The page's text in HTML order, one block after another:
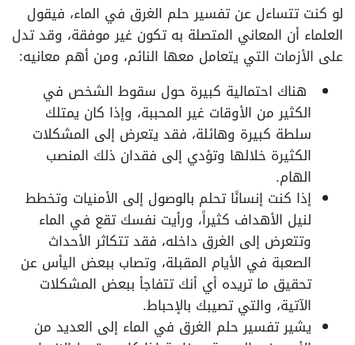
لو كنت تتساءل عن تفسير حلم الغرق في الماء، فيقول
العلماء أن المعاني المتصلة به تكون غير موفقة، وقد تدل
على الأزمات التي يتعامل معها النائم، ومن أهم معانيه:
هناك احتمالية كبيرة حول سقوط الشخص في
الكثير من الأوقات غير المحببة، وإذا كان يمتلك
سلطة كبيرة وهائلة، فقد يتعرض إلى المشكلات
الكثيرة خلالها وتؤدي إلى فقدان ذلك المنصب
الهام.
إذا كنت إنسانًا تحلم بالوصول إلى الأمنيات وتخطط
لنيل الأهداف كثيراً، ورأيت نفسك تقع في الماء
وتتعرض إلى الغرق داخله، فقد تتكاثر الأحداث
الصعبة في الأيام المقبلة، وتصاب ببعض اليأس عن
تحقيق ما تريده أي أنك تتفاجأ ببعض المشكلات
الآتية، والتي تصيبك بالإحباط.
يشير تفسير حلم الغرق في الماء إلى العديد من